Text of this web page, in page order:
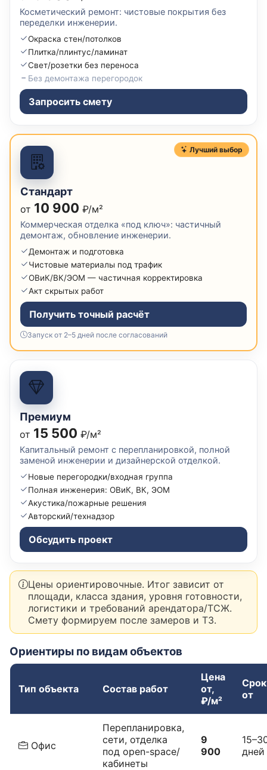
Косметический ремонт: чистовые покрытия без
переделки инженерии.
Окраска стен/потолков
Плитка/плинтус/ламинат
Свет/розетки без переноса
Без демонтажа перегородок
Запросить смету
Лучший выбор
Стандарт
от 10 900 ₽/м²
Коммерческая отделка «под ключ»: частичный
демонтаж, обновление инженерии.
Демонтаж и подготовка
Чистовые материалы под трафик
ОВиК/ВК/ЭОМ — частичная корректировка
Акт скрытых работ
Получить точный расчёт
Запуск от 2–5 дней после согласований
Премиум
от 15 500 ₽/м²
Капитальный ремонт с перепланировкой, полной
заменой инженерии и дизайнерской отделкой.
Новые перегородки/входная группа
Полная инженерия: ОВиК, ВК, ЭОМ
Акустика/пожарные решения
Авторский/технадзор
Обсудить проект
Цены ориентировочные. Итог зависит от
площади, класса здания, уровня готовности,
логистики и требований арендатора/ТСЖ.
Смету формируем после замеров и ТЗ.
Ориентиры по видам объектов
Тип объекта Состав работ
Цена
от,
₽/м²
от
Офис
Перепланировка,
сети, отделка
под open-space/
кабинеты
9
900
дней